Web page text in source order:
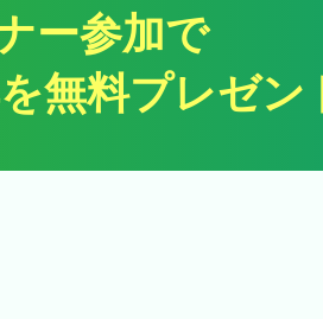
ー参加で
無料プレゼン